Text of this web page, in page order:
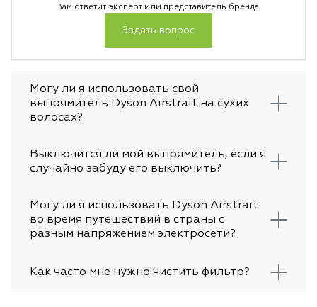
Вам ответит эксперт или представитель бренда.
Задать вопрос
Могу ли я использовать свой
выпрямитель Dyson Airstrait на сухих
волосах?
Выключится ли мой выпрямитель, если я
случайно забуду его выключить?
Могу ли я использовать Dyson Airstrait
во время путешествий в страны с
разным напряжением электросети?
Как часто мне нужно чистить фильтр?